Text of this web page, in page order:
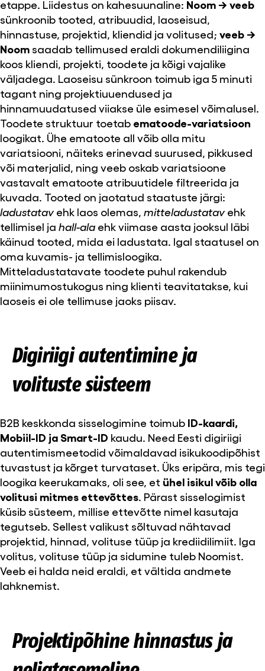
etappe. Liidestus on kahesuunaline: Noom → veeb
sünkroonib tooted, atribuudid, laoseisud,
hinnastuse, projektid, kliendid ja volitused; veeb →
Noom saadab tellimused eraldi dokumendiliigina
koos kliendi, projekti, toodete ja kõigi vajalike
väljadega. Laoseisu sünkroon toimub iga 5 minuti
tagant ning projektiuuendused ja
hinnamuudatused viiakse üle esimesel võimalusel.
Toodete struktuur toetab ematoode-variatsioon
loogikat. Ühe ematoote all võib olla mitu
variatsiooni, näiteks erinevad suurused, pikkused
või materjalid, ning veeb oskab variatsioone
vastavalt ematoote atribuutidele filtreerida ja
kuvada. Tooted on jaotatud staatuste järgi:
ladustatav ehk laos olemas, mitteladustatav ehk
tellimisel ja hall-ala ehk viimase aasta jooksul läbi
käinud tooted, mida ei ladustata. Igal staatusel on
oma kuvamis- ja tellimisloogika.
Mitteladustatavate toodete puhul rakendub
miinimumostukogus ning klienti teavitatakse, kui
laoseis ei ole tellimuse jaoks piisav.
Digiriigi autentimine ja
volituste süsteem
B2B keskkonda sisselogimine toimub ID-kaardi,
Mobiil-ID ja Smart-ID kaudu. Need Eesti digiriigi
autentimismeetodid võimaldavad isikukoodipõhist
tuvastust ja kõrget turvataset. Üks eripära, mis tegi
loogika keerukamaks, oli see, et ühel isikul võib olla
volitusi mitmes ettevõttes. Pärast sisselogimist
küsib süsteem, millise ettevõtte nimel kasutaja
tegutseb. Sellest valikust sõltuvad nähtavad
projektid, hinnad, volituse tüüp ja krediidilimiit. Iga
volitus, volituse tüüp ja sidumine tuleb Noomist.
Veeb ei halda neid eraldi, et vältida andmete
lahknemist.
Projektipõhine hinnastus ja